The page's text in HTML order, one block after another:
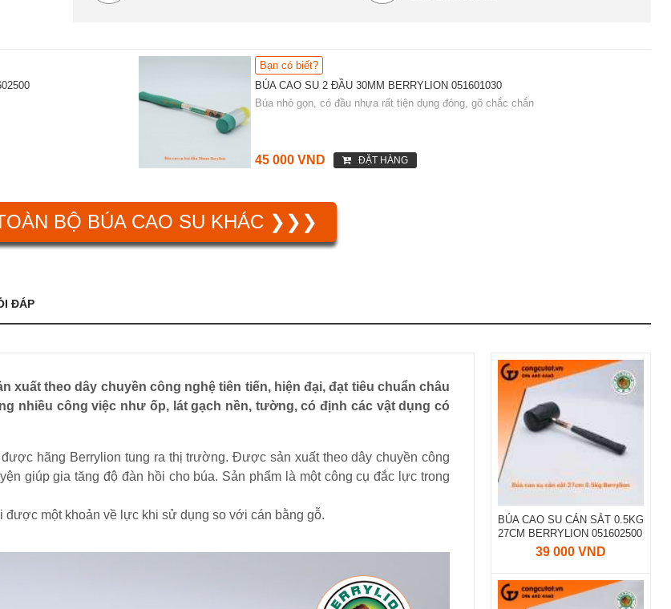
Bạn có biết?
BÚA CAO SU 2 ĐẦU 30MM BERRYLION 051601030
Búa nhỏ gọn, có đầu nhựa rất tiện dụng đóng, gõ chắc chắn
45 000 VND ĐẶT HÀNG
BỘ BÚA CAO SU KHÁC ❯❯❯
ĐÁP
xuất theo dây chuyền công nghệ tiên tiến, hiện đại, đạt tiêu chuẩn châu
nhiều công việc như ốp, lát gạch nền, tường, có định các vật dụng có
hãng Berrylion tung ra thị trường. Được sản xuất theo dây chuyền công
giúp gia tăng độ đàn hồi cho búa. Sản phẩm là một công cụ đắc lực trong
một khoản về lực khi sử dụng so với cán bằng gỗ.
BÚA CAO SU CÁN SẮT 0.5KG
27CM BERRYLION 051602500
39 000 VND